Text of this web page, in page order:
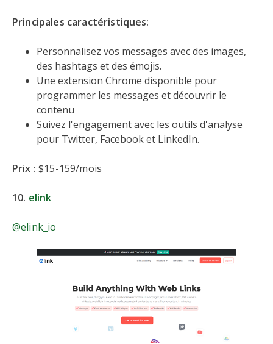
Principales caractéristiques:
Personnalisez vos messages avec des images,
des hashtags et des émojis.
Une extension Chrome disponible pour
programmer les messages et découvrir le
contenu
Suivez l'engagement avec les outils d'analyse
pour Twitter, Facebook et LinkedIn.
Prix : $15-159/mois
10. elink
@elink_io